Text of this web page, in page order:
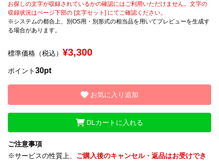
リセット 検索
お探しの文字が収録されているかの確認にはご利用いただけません。文字の
収録状況はページ下部の [文字セット] にてご確認ください。
※システムの都合上、別OS用・別形式の相当品を用いてプレビューを生成す
る場合があります。
標準価格（税込） ¥3,300
ポイント30pt
お気に入り追加
DLカートに入れる
ご注意事項
※サービスの性質上、 ご購入後のキャンセル・返品はお受けでき